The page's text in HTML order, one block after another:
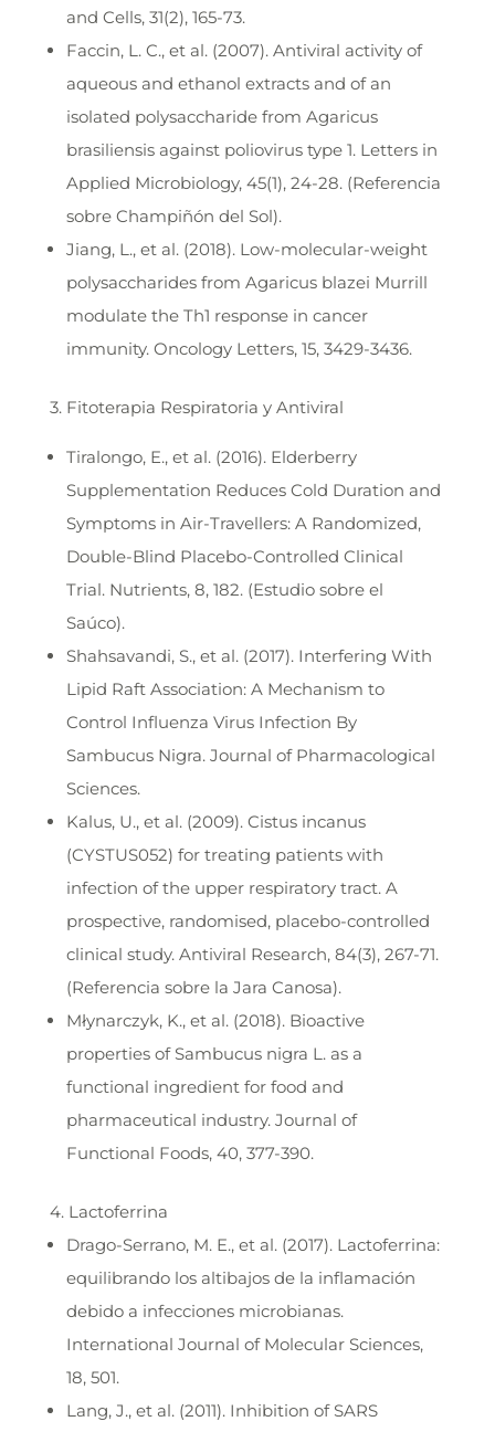
and Cells, 31(2), 165-73.
Faccin, L. C., et al. (2007). Antiviral activity of
aqueous and ethanol extracts and of an
isolated polysaccharide from Agaricus
brasiliensis against poliovirus type 1. Letters in
Applied Microbiology, 45(1), 24-28. (Referencia
sobre Champiñón del Sol).
Jiang, L., et al. (2018). Low-molecular-weight
polysaccharides from Agaricus blazei Murrill
modulate the Th1 response in cancer
immunity. Oncology Letters, 15, 3429-3436.
3. Fitoterapia Respiratoria y Antiviral
Tiralongo, E., et al. (2016). Elderberry
Supplementation Reduces Cold Duration and
Symptoms in Air-Travellers: A Randomized,
Double-Blind Placebo-Controlled Clinical
Trial. Nutrients, 8, 182. (Estudio sobre el
Saúco).
Shahsavandi, S., et al. (2017). Interfering With
Lipid Raft Association: A Mechanism to
Control Influenza Virus Infection By
Sambucus Nigra. Journal of Pharmacological
Sciences.
Kalus, U., et al. (2009). Cistus incanus
(CYSTUS052) for treating patients with
infection of the upper respiratory tract. A
prospective, randomised, placebo-controlled
clinical study. Antiviral Research, 84(3), 267-71.
(Referencia sobre la Jara Canosa).
Młynarczyk, K., et al. (2018). Bioactive
properties of Sambucus nigra L. as a
functional ingredient for food and
pharmaceutical industry. Journal of
Functional Foods, 40, 377-390.
4. Lactoferrina
Drago-Serrano, M. E., et al. (2017). Lactoferrina:
equilibrando los altibajos de la inflamación
debido a infecciones microbianas.
International Journal of Molecular Sciences,
18, 501.
Lang, J., et al. (2011). Inhibition of SARS